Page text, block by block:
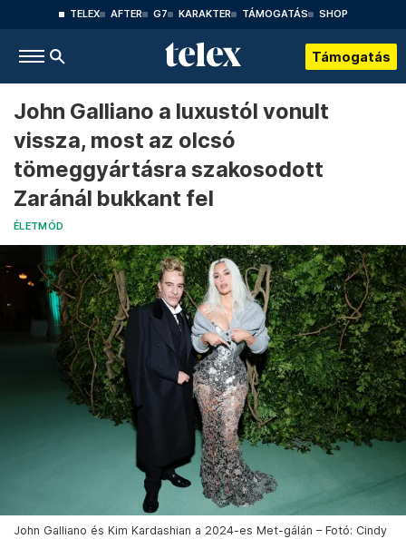
TELEX AFTER G7 KARAKTER TÁMOGATÁS SHOP
Támogatás
John Galliano a luxustól vonult
vissza, most az olcsó
tömeggyártásra szakosodott
Zaránál bukkant fel
ÉLETMÓD
John Galliano és Kim Kardashian a 2024-es Met-gálán – Fotó: Cindy